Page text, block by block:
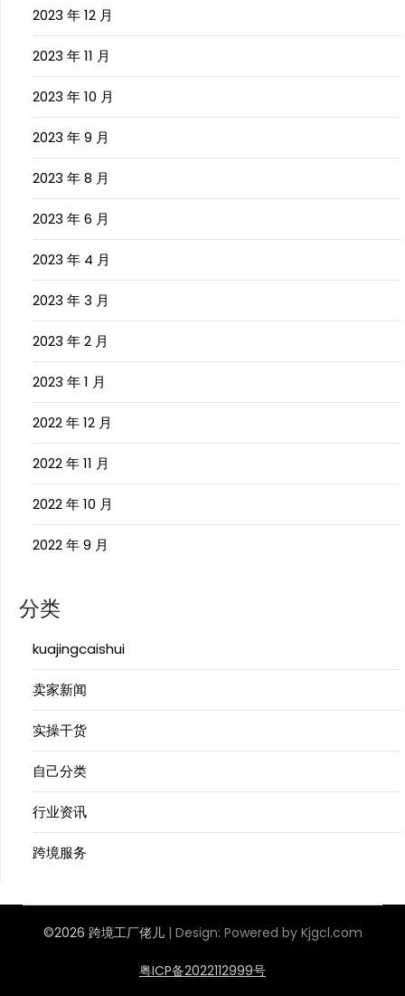
2023 年 12 月
2023 年 11 月
2023 年 10 月
2023 年 9 月
2023 年 8 月
2023 年 6 月
2023 年 4 月
2023 年 3 月
2023 年 2 月
2023 年 1 月
2022 年 12 月
2022 年 11 月
2022 年 10 月
2022 年 9 月
分类
kuajingcaishui
卖家新闻
实操干货
自己分类
行业资讯
跨境服务
©2026 跨境工厂佬儿 | Design: Powered by Kjgcl.com
粤ICP备2022112999号